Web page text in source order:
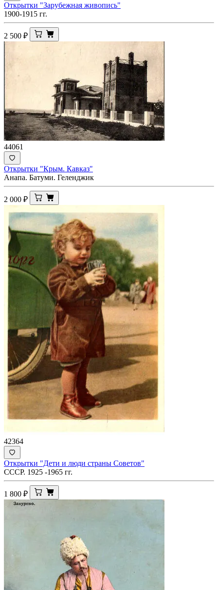
Открытки "Зарубежная живопись"
1900-1915 гг.
2 500 ₽
44061
Открытки "Крым. Кавказ"
Анапа. Батуми. Геленджик
2 000 ₽
42364
Открытки "Дети и люди страны Советов"
СССР. 1925 -1965 гг.
1 800 ₽